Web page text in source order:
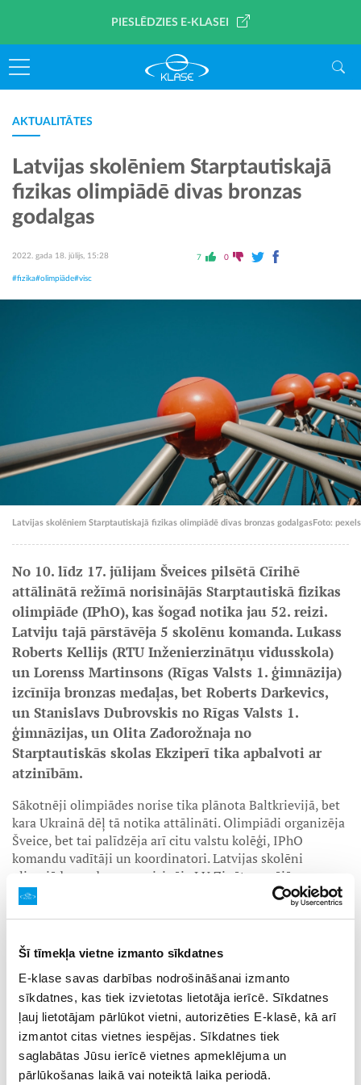
Šī tīmekļa vietne izmanto sīkdatnes
E-klase savas darbības nodrošināšanai izmanto
sīkdatnes, kas tiek izvietotas lietotāja ierīcē. Sīkdatnes
ļauj lietotājam pārlūkot vietni, autorizēties E-klasē, kā arī
izmantot citas vietnes iespējas. Sīkdatnes tiek
saglabātas Jūsu ierīcē vietnes apmeklējuma un
pārlūkošanas laikā vai noteiktā laika periodā.
PIESLĒDZIES E-KLASEI
AKTUALITĀTES
Latvijas skolēniem Starptautiskajā
fizikas olimpiādē divas bronzas
godalgas
2022. gada 18. jūlijs, 15:28 7 0
#fizika#olimpiāde#visc
Latvijas skolēniem Starptautiskajā fizikas olimpiādē divas bronzas godalgasFoto: pexels
No 10. līdz 17. jūlijam Šveices pilsētā Cīrihē
attālinātā režīmā norisinājās Starptautiskā fizikas
olimpiāde (IPhO), kas šogad notika jau 52. reizi.
Latviju tajā pārstāvēja 5 skolēnu komanda. Lukass
Roberts Kellijs (RTU Inženierzinātņu vidusskola)
un Lorenss Martinsons (Rīgas Valsts 1. ģimnāzija)
izcīnīja bronzas medaļas, bet Roberts Darkevics,
un Stanislavs Dubrovskis no Rīgas Valsts 1.
ģimnāzijas, un Olita Zadorožnaja no
Starptautiskās skolas Ekziperī tika apbalvoti ar
atzinībām.
Sākotnēji olimpiādes norise tika plānota Baltkrievijā, bet
kara Ukrainā dēļ tā notika attālināti. Olimpiādi organizēja
Šveice, bet tai palīdzēja arī citu valstu kolēģi, IPhO
komandu vadītāji un koordinatori. Latvijas skolēni
olimpiādes uzdevumus risināja LU Zinātņu mājā.
Uzdevumus dalībniekiem tulkoja un sniegumu vērtēja
Latvijas komandas vadītāji, Latvijas Universitātes
Universitātes pārstāve Ilva Cinīte olimpiādes laikā
novēroja skolēnus un palīdzēja ar tehniskā atbalsta
nodrošināšanu, savukārt olimpiādes norisi kontrolēja 7
videokameras.
Olimpiāde sākās svētdien, 10. jūlijā ar atklāšanas video.
Pirmdien, 11. jūlijā, skolēniem tika dots pirmais
eksperimentālais uzdevums, kas attālinātās norises dēļ